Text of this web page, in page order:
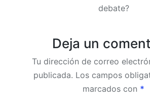
debate?
Deja un
Tu dirección de correo
publicada. Los campos
marcados con *